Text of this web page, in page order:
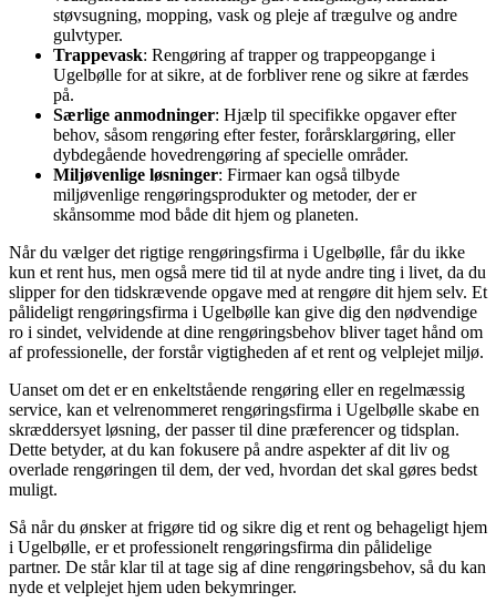
støvsugning, mopping, vask og pleje af trægulve og andre
gulvtyper.
Trappevask: Rengøring af trapper og trappeopgange i
Ugelbølle for at sikre, at de forbliver rene og sikre at færdes
på.
Særlige anmodninger: Hjælp til specifikke opgaver efter
behov, såsom rengøring efter fester, forårsklargøring, eller
dybdegående hovedrengøring af specielle områder.
Miljøvenlige løsninger: Firmaer kan også tilbyde
miljøvenlige rengøringsprodukter og metoder, der er
skånsomme mod både dit hjem og planeten.
Når du vælger det rigtige rengøringsfirma i Ugelbølle, får du ikke
kun et rent hus, men også mere tid til at nyde andre ting i livet, da du
slipper for den tidskrævende opgave med at rengøre dit hjem selv. Et
pålideligt rengøringsfirma i Ugelbølle kan give dig den nødvendige
ro i sindet, velvidende at dine rengøringsbehov bliver taget hånd om
af professionelle, der forstår vigtigheden af et rent og velplejet miljø.
Uanset om det er en enkeltstående rengøring eller en regelmæssig
service, kan et velrenommeret rengøringsfirma i Ugelbølle skabe en
skræddersyet løsning, der passer til dine præferencer og tidsplan.
Dette betyder, at du kan fokusere på andre aspekter af dit liv og
overlade rengøringen til dem, der ved, hvordan det skal gøres bedst
muligt.
Så når du ønsker at frigøre tid og sikre dig et rent og behageligt hjem
i Ugelbølle, er et professionelt rengøringsfirma din pålidelige
partner. De står klar til at tage sig af dine rengøringsbehov, så du kan
nyde et velplejet hjem uden bekymringer.